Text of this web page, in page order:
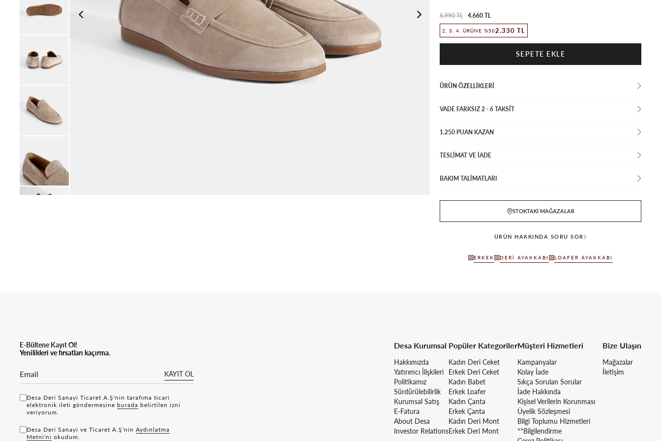
6.990 TL 4.660 TL
2. 3. 4. ÜRÜNE %502.330 TL
ÜRÜN ÖZELLIKLERI
VADE FARKSIZ 2 - 6 TAKSIT
1.250 PUAN KAZAN
TESLİMAT VE İADE
BAKIM TALİMATLARI
STOKTAKI MAĞAZALAR
ÜRÜN HAKKINDA SORU SOR
ERKEK DERI AYAKKABI LOAFER AYAKKABI
E-Bültene Kayıt Ol!
Yenilikleri ve fırsatları kaçırma.
KAYIT OL
Desa Deri Sanayi Ticaret A.Ş'nin tarafıma ticari
elektronik ileti göndermesine bu rada belirtilen izni
veriyorum.
Desa Deri Sanayi ve Ticaret A.Ş'nin Aydınlatma
Metni'ni okudum.
Desa Kurumsal
Hakkımızda
Yatırımcı İlişkileri
Politikamız
Sürdürülebilirlik
Kurumsal Satış
E-Fatura
About Desa
Investor Relations
Popüler Kategoriler
Kadın Deri Ceket
Erkek Deri Ceket
Kadın Babet
Erkek Loafer
Kadın Çanta
Erkek Çanta
Kadın Deri Mont
Erkek Deri Mont
Müşteri Hizmetleri
Kampanyalar
Kolay İade
Sıkça Sorulan Sorular
İade Hakkında
Kişisel Verilerin Korunması
Üyelik Sözleşmesi
Bilgi Toplumu Hizmetleri
**Bilgilendirme
Bize Ulaşın
Mağazalar
İletişim